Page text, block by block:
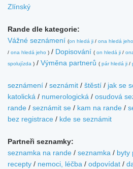
Zlínský
Rande dle kategorie:
Vážné seznámení (on hledá ji / ona hledá jeho
/ ona hledá jeho ) / Dopisování ( on hledá ji /
spolujízda ) / Výměna partnerů ( pár hledá ji /
seznámení / seznámit / štěstí / jak se
katolická / numerologická / osudová
rande / seznámit se / kam na rande /
bez registrace / kde se seznámit
Partneři seznamky:
seznamka na rande / seznamka / byty
recepty / nemoci, léčba / odpovídat /